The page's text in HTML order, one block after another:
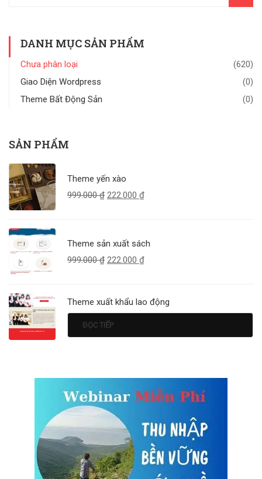
KIẾM
DANH MỤC SẢN PHẨM
Chưa phân loại
(620)
Giao Diện Wordpress
(0)
Theme Bất Động Sản
(0)
SẢN PHẨM
Theme yến xào
999.000₫ 222.000 ₫
Theme sản xuất sách
999.000₫ 222.000 ₫
Theme xuất khẩu lao động
ĐỌC TIẾP